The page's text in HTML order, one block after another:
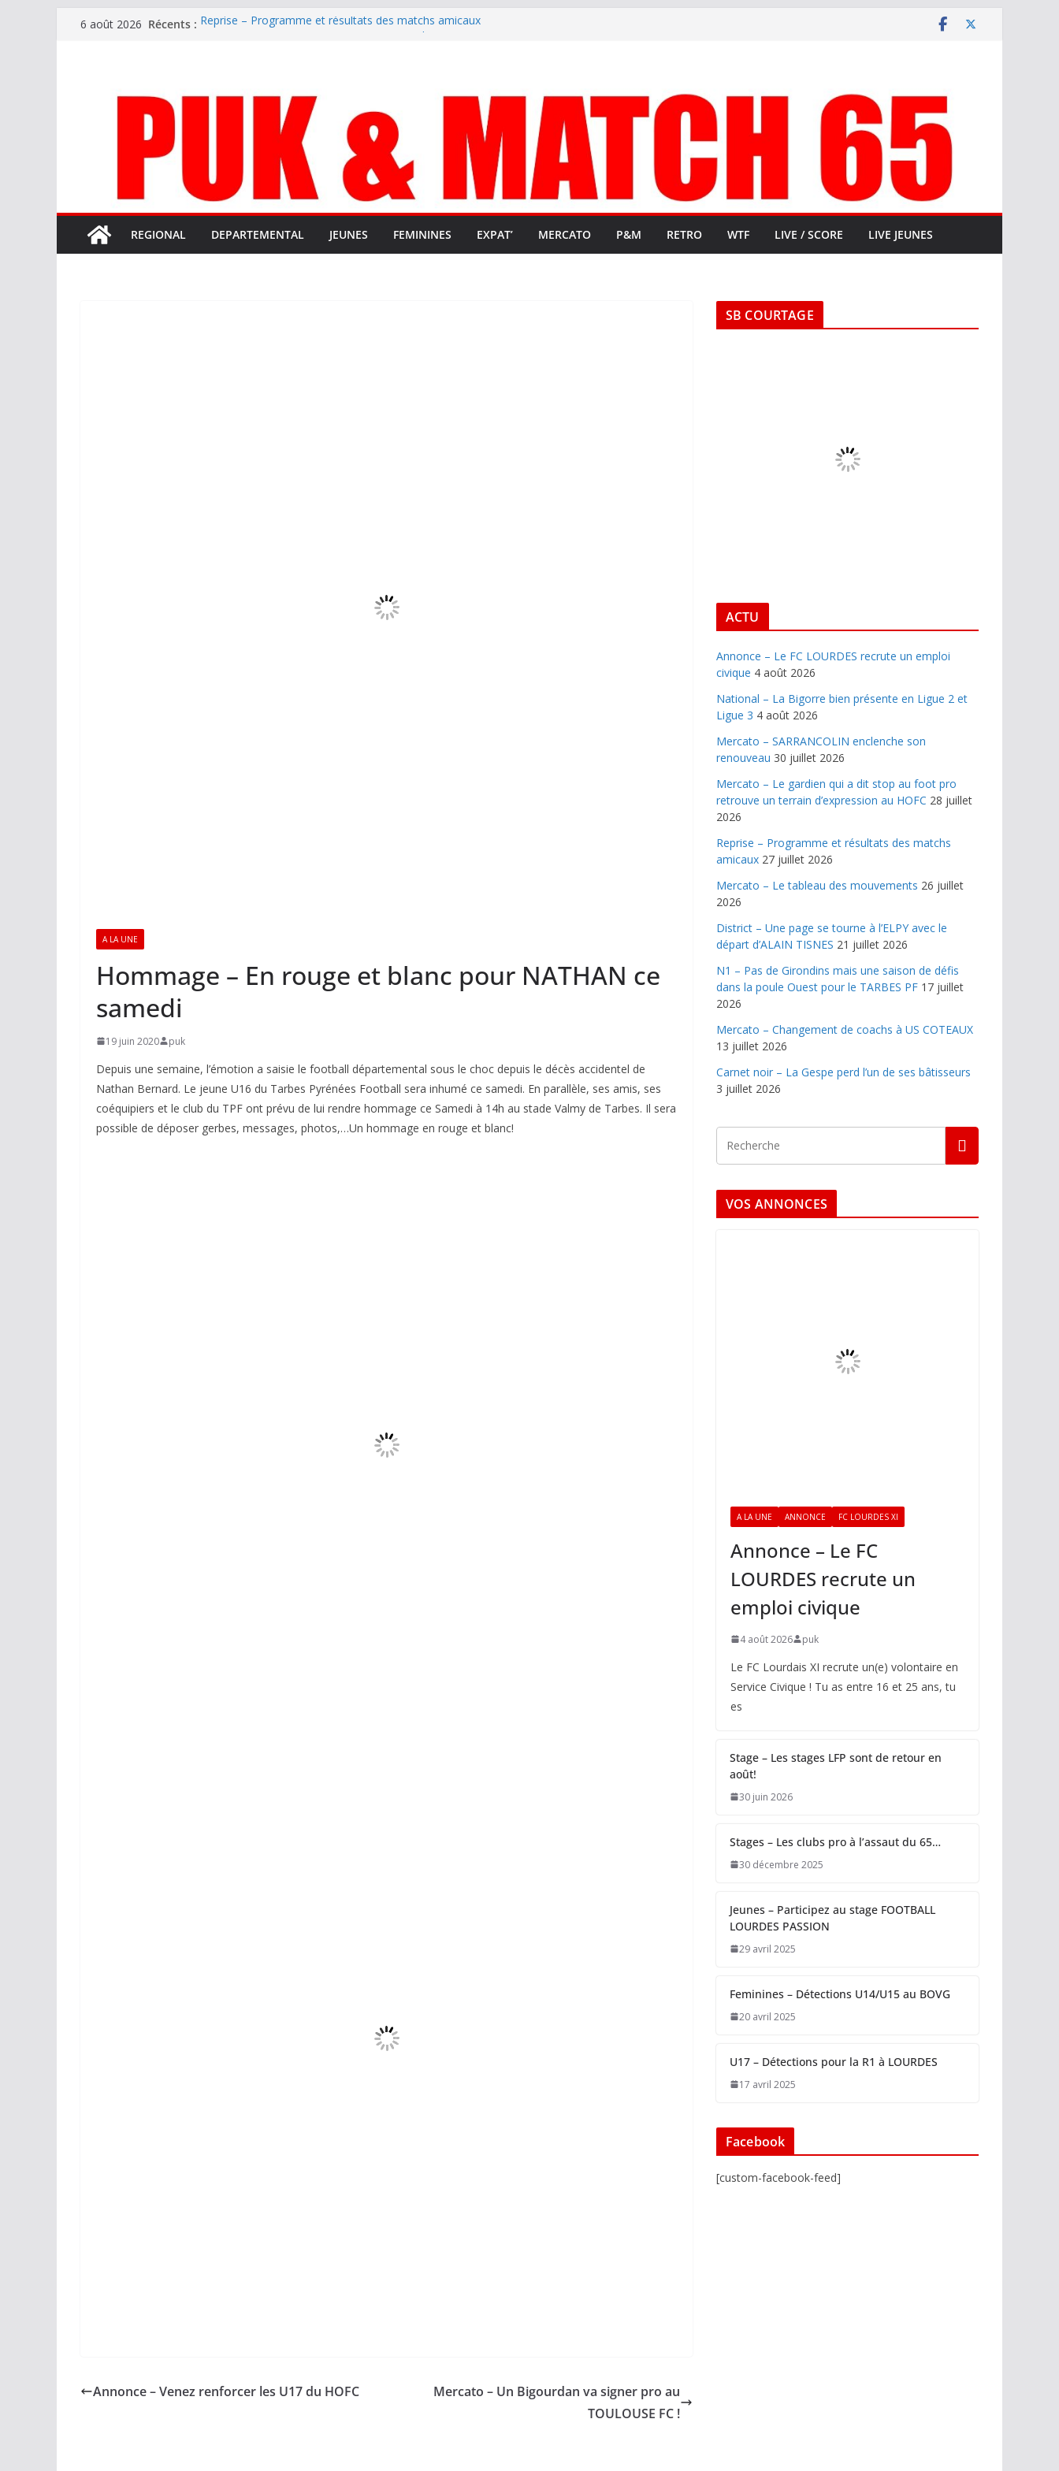
Passer6 août 2026 Récents : Reprise – Programme et résultats des matchs amicaux
terrain d’expression au HOFC
REGIONAL DEPARTEMENTAL JEUNES FEMININES EXPAT’ MERCATO P&M RETRO WTF LIVE / SCORE LIVE JEUNES
A LA UNE
Hommage – En rouge et blanc pour NATHAN ce
samedi
19 juin 2020 puk
Depuis une semaine, l’émotion a saisie le football départemental sous le choc depuis le décès accidentel de
Nathan Bernard. Le jeune U16 du Tarbes Pyrénées Football sera inhumé ce samedi. En parallèle, ses amis, ses
coéquipiers et le club du TPF ont prévu de lui rendre hommage ce Samedi à 14h au stade Valmy de Tarbes. Il sera
possible de déposer gerbes, messages, photos,…Un hommage en rouge et blanc!
Annonce – Venez renforcer les U17 du HOFC
Mercato – Un Bigourdan va signer pro au
TOULOUSE FC !
SB COURTAGE
ACTU
Annonce – Le FC LOURDES recrute un emploi
civique 4 août 2026
National – La Bigorre bien présente en Ligue 2 et
Ligue 3 4 août 2026
Mercato – SARRANCOLIN enclenche son
renouveau 30 juillet 2026
Mercato – Le gardien qui a dit stop au foot pro
retrouve un terrain d’expression au HOFC 28 juillet
2026
Reprise – Programme et résultats des matchs
amicaux 27 juillet 2026
Mercato – Le tableau des mouvements 26 juillet
2026
District – Une page se tourne à l’ELPY avec le
départ d’ALAIN TISNES 21 juillet 2026
N1 – Pas de Girondins mais une saison de défis
dans la poule Ouest pour le TARBES PF 17 juillet
2026
Mercato – Changement de coachs à US COTEAUX
13 juillet 2026
Carnet noir – La Gespe perd l’un de ses bâtisseurs
3 juillet 2026
VOS ANNONCES
A LA UNE ANNONCE FC LOURDES XI
Annonce – Le FC
LOURDES recrute un
emploi civique
4 août 2026 puk
Le FC Lourdais XI recrute un(e) volontaire en
Service Civique ! Tu as entre 16 et 25 ans, tu
es
Stage – Les stages LFP sont de retour en
août!
30 juin 2026
Stages – Les clubs pro à l’assaut du 65…
30 décembre 2025
Jeunes – Participez au stage FOOTBALL
LOURDES PASSION
29 avril 2025
Feminines – Détections U14/U15 au BOVG
20 avril 2025
U17 – Détections pour la R1 à LOURDES
17 avril 2025
Facebook
[custom-facebook-feed]